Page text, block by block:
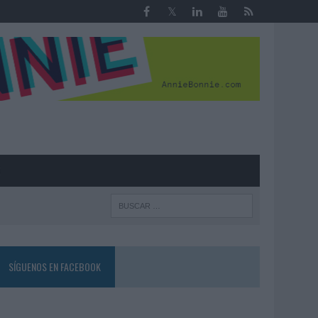
SÍGUENOS EN FACEBOOK